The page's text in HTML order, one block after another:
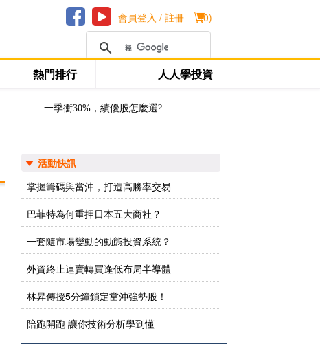
(0)
會員登入 / 註冊
熱門排行 人人學投資
一季衝30%，績優股怎麼選?
活動快訊
掌握籌碼與當沖，打造高勝率交易
巴菲特為何重押日本五大商社？
一套隨市場變動的動態投資系統？
外資終止連賣轉買逢低布局半導體
林昇傳授5分鐘鎖定當沖強勢股！
陪跑開跑 讓你技術分析學到懂